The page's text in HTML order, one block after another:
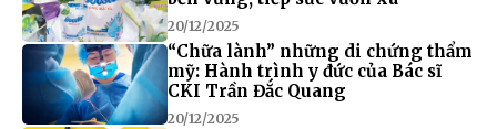
20/12/2025
“Chữa lành” những di chứng thẩm
mỹ: Hành trình y đức của Bác sĩ
CKI Trần Đắc Quang
20/12/2025